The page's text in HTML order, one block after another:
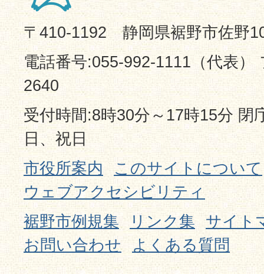
〒410-1192 静岡県裾野市佐野
電話番号:055-992-1111（代表）
2640
受付時間:8時30分～17時15分 閉
日、祝日
市役所案内
このサイトについて
ウェブアクセシビリティ
裾野市例規集
リンク集
サイト
お問い合わせ
よくある質問